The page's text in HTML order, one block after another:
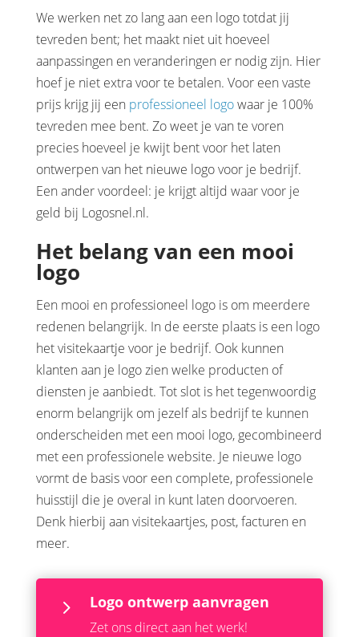
We werken net zo lang aan een logo totdat jij
tevreden bent; het maakt niet uit hoeveel
aanpassingen en veranderingen er nodig zijn. Hier
hoef je niet extra voor te betalen. Voor een vaste
prijs krijg jij een professioneel logowaar je 100%
tevreden mee bent. Zo weet je van te voren
precies hoeveel je kwijt bent voor het laten
ontwerpen van het nieuwe logo voor je bedrijf.
Een ander voordeel: je krijgt altijd waar voor je
geld bij Logosnel.nl.
Het belang van een mooi
logo
Een mooi en professioneel logo is om meerdere
redenen belangrijk. In de eerste plaats is een logo
het visitekaartje voor je bedrijf. Ook kunnen
klanten aan je logo zien welke producten of
diensten je aanbiedt. Tot slot is het tegenwoordig
enorm belangrijk om jezelf als bedrijf te kunnen
onderscheiden met een mooi logo, gecombineerd
met een professionele website. Je nieuwe logo
vormt de basis voor een complete, professionele
huisstijl die je overal in kunt laten doorvoeren.
Denk hierbij aan visitekaartjes, post, facturen en
meer.
5 Logo ontwerp aanvragen
Zet ons direct aan het werk!